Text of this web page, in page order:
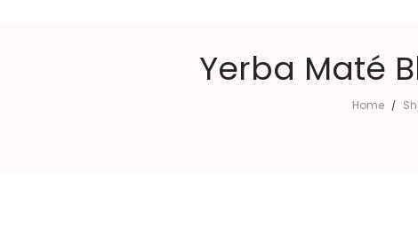
Yerba Maté
Home /